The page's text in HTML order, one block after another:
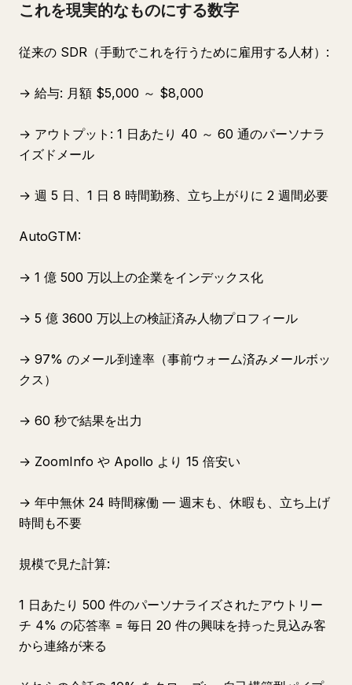
これを現実的なものにする数字
従来の SDR（手動でこれを行うために雇用する人材）:
→ 給与: 月額 $5,000 ～ $8,000
→ アウトプット: 1 日あたり 40 ～ 60 通のパーソナラ
イズドメール
→ 週 5 日、1 日 8 時間勤務、立ち上がりに 2 週間必要
AutoGTM:
→ 1 億 500 万以上の企業をインデックス化
→ 5 億 3600 万以上の検証済み人物プロフィール
→ 97% のメール到達率（事前ウォーム済みメールボッ
クス）
→ 60 秒で結果を出力
→ ZoomInfo や Apollo より 15 倍安い
→ 年中無休 24 時間稼働 — 週末も、休暇も、立ち上げ
時間も不要
規模で見た計算:
1 日あたり 500 件のパーソナライズされたアウトリー
チ 4% の応答率 = 毎日 20 件の興味を持った見込み客
から連絡が来る